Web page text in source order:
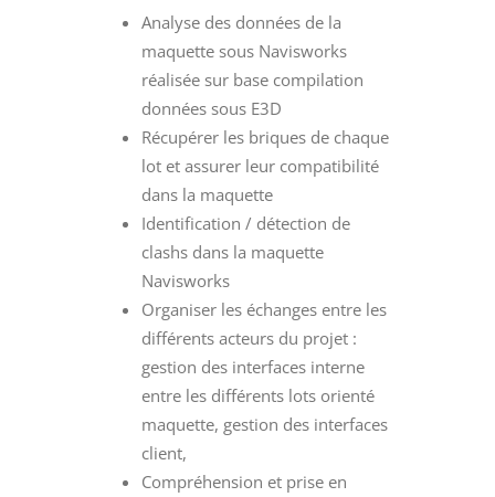
Analyse des données de la
maquette sous Navisworks
réalisée sur base compilation
données sous E3D
Récupérer les briques de chaque
lot et assurer leur compatibilité
dans la maquette
Identification / détection de
clashs dans la maquette
Navisworks
Organiser les échanges entre les
différents acteurs du projet :
gestion des interfaces interne
entre les différents lots orienté
maquette, gestion des interfaces
client,
Compréhension et prise en